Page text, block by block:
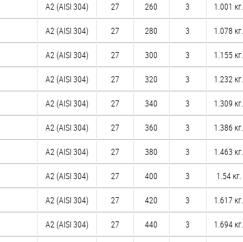
А2 (AISI 304) 27 260 3 1.001 кг.
А2 (AISI 304) 27 280 3 1.078 кг.
А2 (AISI 304) 27 300 3 1.155 кг.
А2 (AISI 304) 27 320 3 1.232 кг.
А2 (AISI 304) 27 340 3 1.309 кг.
А2 (AISI 304) 27 360 3 1.386 кг.
А2 (AISI 304) 27 380 3 1.463 кг.
А2 (AISI 304) 27 400 3 1.54 кг.
А2 (AISI 304) 27 420 3 1.617 кг.
А2 (AISI 304) 27 440 3 1.694 кг.